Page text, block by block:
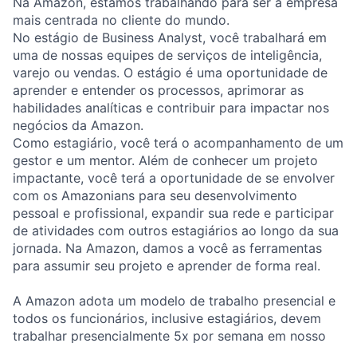
mais centrada no cliente do mundo.
No estágio de Business Analyst, você trabalhará em
uma de nossas equipes de serviços de inteligência,
varejo ou vendas. O estágio é uma oportunidade de
aprender e entender os processos, aprimorar as
habilidades analíticas e contribuir para impactar nos
negócios da Amazon.
Como estagiário, você terá o acompanhamento de um
gestor e um mentor. Além de conhecer um projeto
impactante, você terá a oportunidade de se envolver
com os Amazonians para seu desenvolvimento
pessoal e profissional, expandir sua rede e participar
de atividades com outros estagiários ao longo da sua
jornada. Na Amazon, damos a você as ferramentas
para assumir seu projeto e aprender de forma real.
A Amazon adota um modelo de trabalho presencial e
todos os funcionários, inclusive estagiários, devem
trabalhar presencialmente 5x por semana em nosso